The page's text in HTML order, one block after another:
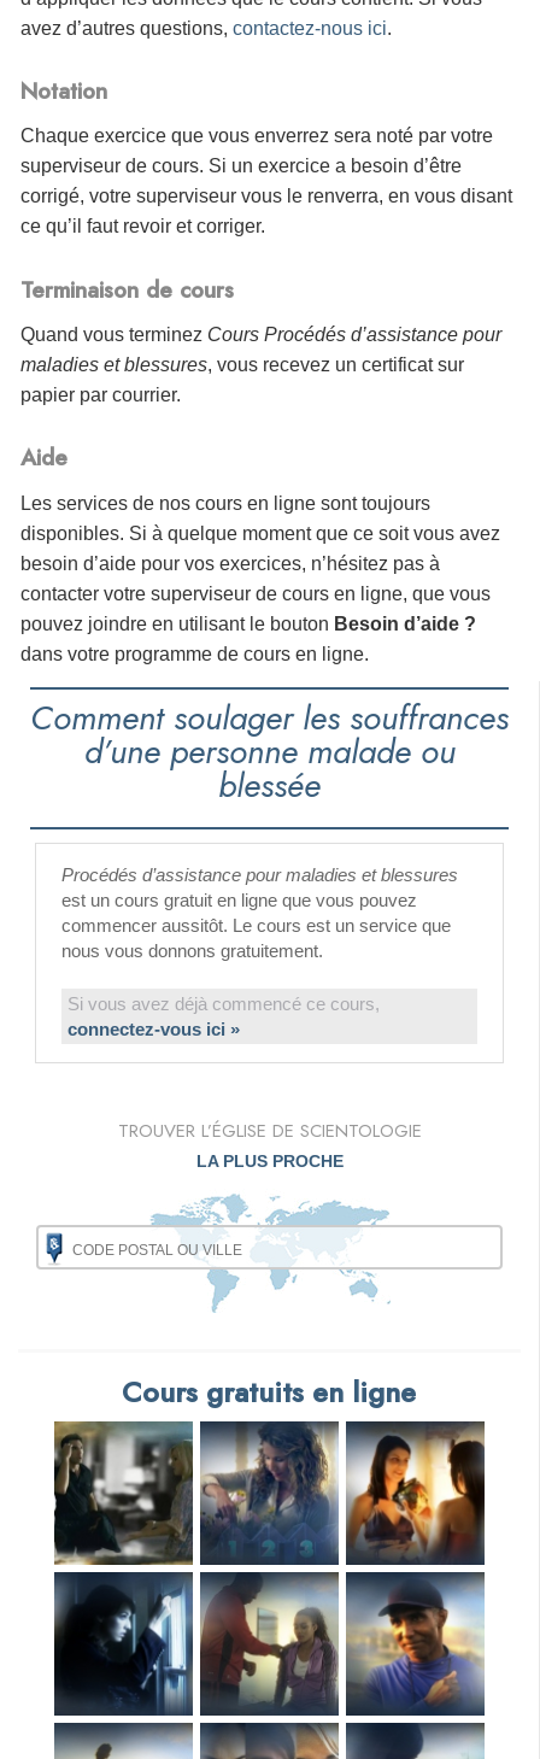
avez d’autres questions, contactez-nous ici.
Notation
Chaque exercice que vous enverrez sera noté par votre
superviseur de cours. Si un exercice a besoin d’être
corrigé, votre superviseur vous le renverra, en vous disant
ce qu’il faut revoir et corriger.
Terminaison de cours
Quand vous terminez Cours Procédés d’assistance pour
maladies et blessures, vous recevez un certificat sur
papier par courrier.
Aide
Les services de nos cours en ligne sont toujours
disponibles. Si à quelque moment que ce soit vous avez
besoin d’aide pour vos exercices, n’hésitez pas à
contacter votre superviseur de cours en ligne, que vous
pouvez joindre en utilisant le bouton Besoin d’aide ?
dans votre programme de cours en ligne.
Comment soulager les souffrances
d’une personne malade ou
blessée
Procédés d’assistance pour maladies et blessures
est un cours gratuit en ligne que vous pouvez
commencer aussitôt. Le cours est un service que
nous vous donnons gratuitement.
Si vous avez déjà commencé ce cours,
connectez-vous ici »
TROUVER L’ÉGLISE DE SCIENTOLOGIE
LA PLUS PROCHE
Cours gratuits en ligne